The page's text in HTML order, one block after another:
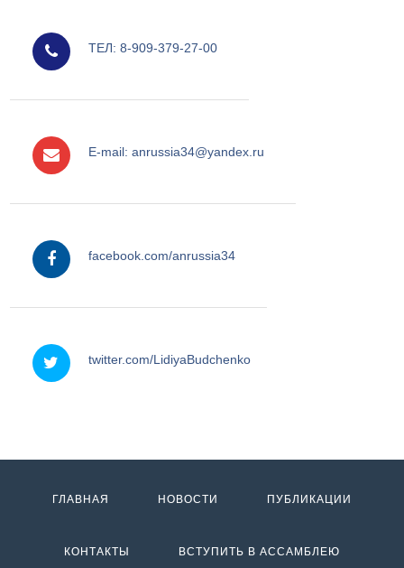
ТЕЛ: 8-909-379-27-00
E-mail: anrussia34@yandex.ru
facebook.com/anrussia34
twitter.com/LidiyaBudchenko
ГЛАВНАЯ НОВОСТИ ПУБЛИКАЦИИ
КОНТАКТЫ ВСТУПИТЬ В АССАМБЛЕЮ